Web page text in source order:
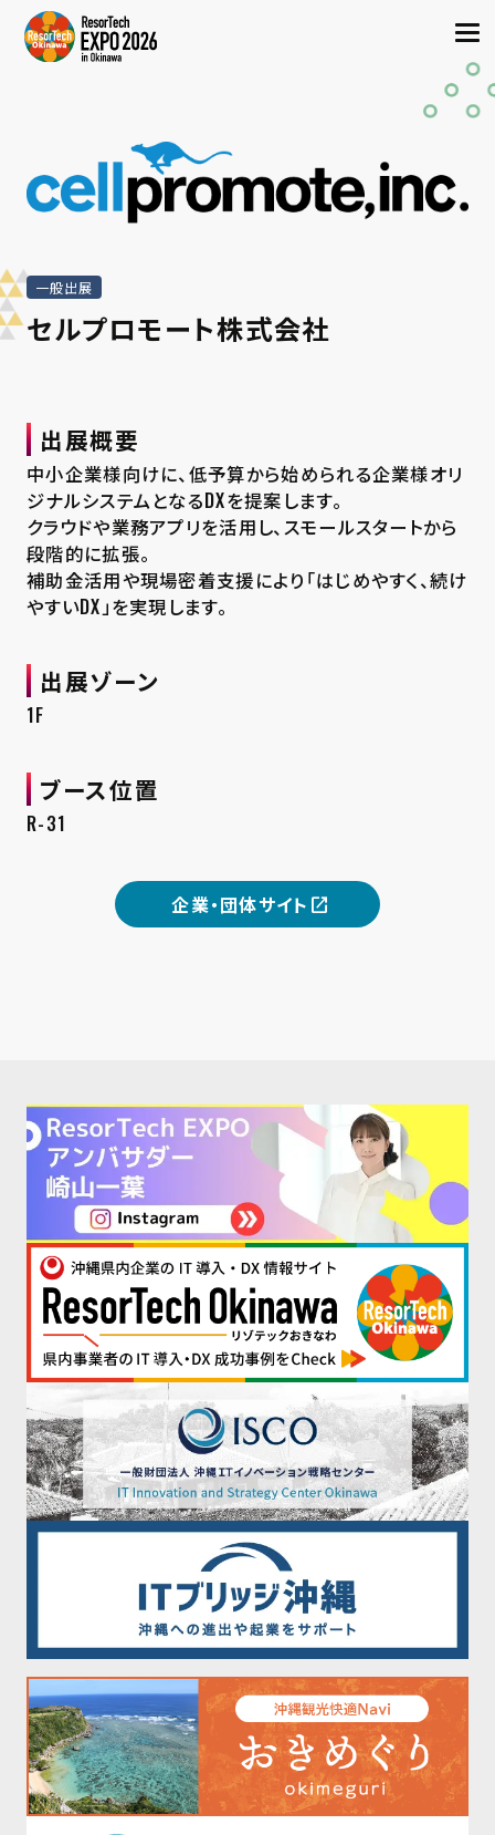
一般出展
セルプロモート株式会社
出展概要
中小企業様向けに、低予算から始められる企業様オリ
ジナルシステムとなるDXを提案します。
クラウドや業務アプリを活用し、スモールスタートから
段階的に拡張。
補助金活用や現場密着支援により「はじめやすく、続け
やすいDX」を実現します。
出展ゾーン
1F
ブース位置
R-31
企業・団体サイト